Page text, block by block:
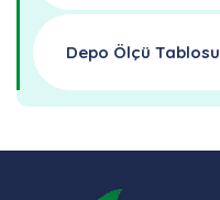
Depo Ölçü Tablosu